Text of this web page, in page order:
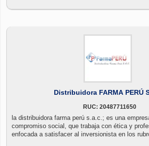
Distribuidora FARMA PERÚ
RUC: 20487711650
la distribuidora farma perú s.a.c.; es una
compromiso social, que trabaja con ética y
enfocada a satisfacer al inversionista en los